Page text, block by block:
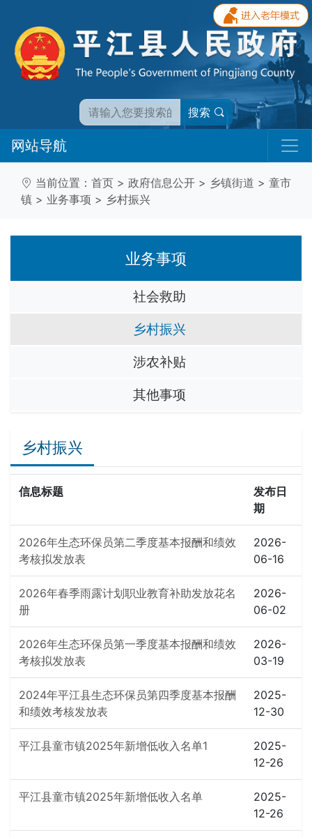
搜索
网站导航
当前位置： 首页 > 政府信息公开 > 乡镇街道 > 童市
镇 > 业务事项 > 乡村振兴
业务事项
社会救助
乡村振兴
涉农补贴
其他事项
乡村振兴
信息标题
发布日
期
2026年生态环保员第二季度基本报酬和绩效
考核拟发放表
2026-
06-16
2026年春季雨露计划职业教育补助发放花名
册
2026-
06-02
2026年生态环保员第一季度基本报酬和绩效
考核拟发放表
2026-
03-19
2024年平江县生态环保员第四季度基本报酬
和绩效考核发放表
2025-
12-30
平江县童市镇2025年新增低收入名单1
2025-
12-26
平江县童市镇2025年新增低收入名单
2025-
12-26